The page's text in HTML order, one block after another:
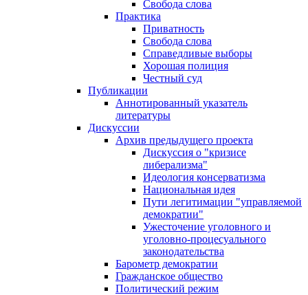
Свобода слова
Практика
Приватность
Свобода слова
Справедливые выборы
Хорошая полиция
Честный суд
Публикации
Аннотированный указатель
литературы
Дискуссии
Архив предыдущего проекта
Дискуссия о "кризисе
либерализма"
Идеология консерватизма
Национальная идея
Пути легитимации "управляемой
демократии"
Ужесточение уголовного и
уголовно-процесуального
законодательства
Барометр демократии
Гражданское общество
Политический режим